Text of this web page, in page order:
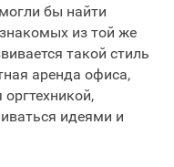
бы найти
из той же
такой стиль
аренда офиса,
идеями и